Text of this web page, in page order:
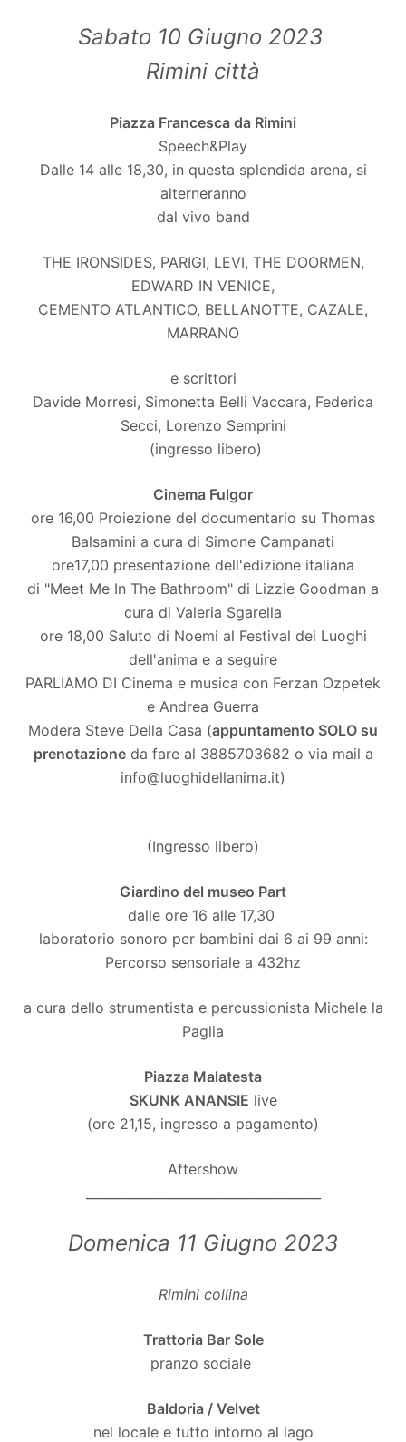
Sabato 10 Giugno 2023
Rimini città
Piazza Francesca da Rimini
Speech&Play
Dalle 14 alle 18,30, in questa splendida arena, si
alterneranno
dal vivo band
THE IRONSIDES, PARIGI, LEVI, THE DOORMEN,
EDWARD IN VENICE,
CEMENTO ATLANTICO, BELLANOTTE, CAZALE,
MARRANO
e scrittori
Davide Morresi, Simonetta Belli Vaccara, Federica
Secci, Lorenzo Semprini
(ingresso libero)
Cinema Fulgor
ore 16,00 Proiezione del documentario su Thomas
Balsamini a cura di Simone Campanati
ore17,00 presentazione dell'edizione italiana
di "Meet Me In The Bathroom" di Lizzie Goodman a
cura di Valeria Sgarella
ore 18,00 Saluto di Noemi al Festival dei Luoghi
dell'anima e a seguire
PARLIAMO DI Cinema e musica con Ferzan Ozpetek
e Andrea Guerra
Modera Steve Della Casa (appuntamento SOLO su
prenotazioneda fare al 3885703682 o via mail a
info@luoghidellanima.it)
(Ingresso libero)
Giardino del museo Part
dalle ore 16 alle 17,30
laboratorio sonoro per bambini dai 6 ai 99 anni:
Percorso sensoriale a 432hz
a cura dello strumentista e percussionista Michele la
Paglia
Piazza Malatesta
SKUNK ANANSIE live
(ore 21,15, ingresso a pagamento)
Aftershow
Domenica 11 Giugno 2023
Rimini collina
Trattoria Bar Sole
pranzo sociale
Baldoria / Velvet
nel locale e tutto intorno al lago